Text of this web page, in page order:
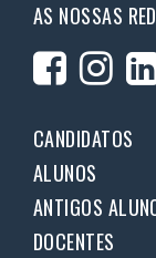
AS NOSSAS
CANDIDATOS
ALUNOS
ANTIGOS
DOCENTES